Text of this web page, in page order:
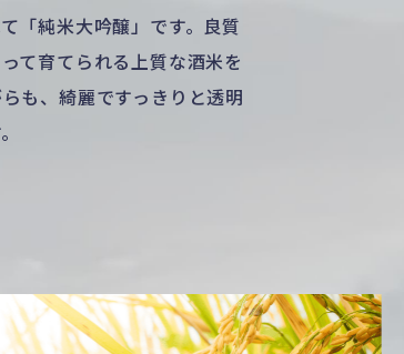
「純米大吟醸」です。良質
て育てられる上質な酒米を
も、綺麗ですっきりと透明